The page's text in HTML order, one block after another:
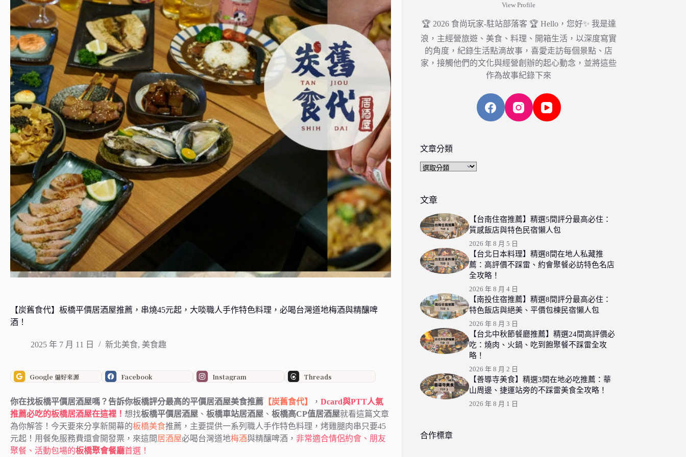
【炭舊食代】板橋平價居酒屋推薦，串燒45元起，大啖職人手作特色料理，必喝台灣道地梅酒與精釀啤
酒！
2025 年 7 月 11 日 新北美食, 美食趣
Google 偏好來源 Facebook Instagram Threads
你在找板橋平價居酒屋嗎？告訴你板橋評分最高的平價居酒屋美食推薦 【炭舊食代】 ， Dcard與PTT人氣
推薦必吃的板橋居酒屋在這裡！ 想找板橋平價居酒屋 、 板橋車站居酒屋 、 板橋高CP值居酒屋就看這篇文章
為你解答！今天要來分享新開幕的板橋美食推薦，主要提供一系列職人手作特色料理，烤雞腿肉串只要45
元起！用餐免服務費還會開發票，來這間居酒屋必喝台灣道地梅酒與精釀啤酒， 非常適合情侶約會、朋友
聚餐、活動包場的板橋聚會餐廳首選！
View Profile
🏆 2026 食尚玩家-駐站部落客 🏆 Hello，您好✨ 我是達
浪，主經營旅遊、美食、料理、開箱生活，以深度寫實
的角度，紀錄生活點滴故事，喜愛走訪每個景點、店
家，接觸他們的文化與經營創辦的起心動念，並將這些
作為故事紀錄下來
文章分類
文
類
文章
【台南住宿推薦】精選5間評分最高必住：
質感飯店與特色民宿懶人包
2026 年 8 月 5 日
【台北日本料理】精選8間在地人私藏推
薦：高評價不踩雷、約會聚餐必訪特色名店
全攻略！
2026 年 8 月 4 日
【南投住宿推薦】精選8間評分最高必住：
特色飯店與絕美、平價包棟民宿懶人包
2026 年 8 月 3 日
【台北中秋節餐廳推薦】精選24間高評價必
吃：燒肉、火鍋、吃到飽聚餐不踩雷全攻
略！
2026 年 8 月 2 日
【善導寺美食】精選3間在地必吃推薦：華
山周邊、捷運站旁的不踩雷美食全攻略！
2026 年 8 月 1 日
合作標章